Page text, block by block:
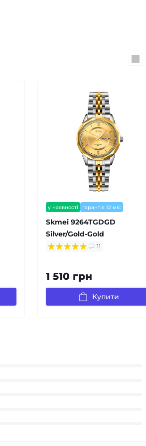
у наявності гарантія 12 міс
Skmei 9264TGDGD
Silver/Gold-Gold
11
1 510 грн
Купити